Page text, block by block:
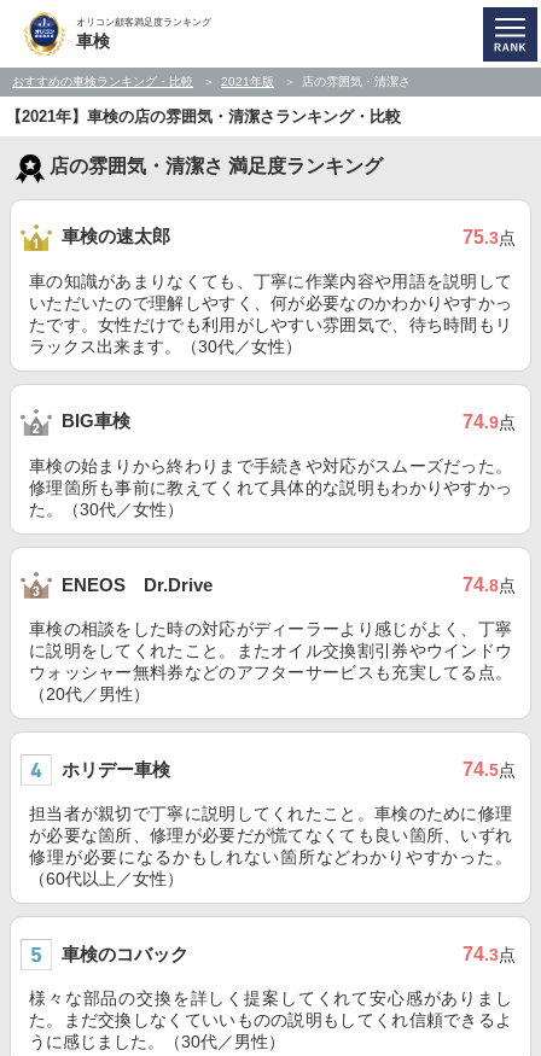
オリコン顧客満足度ランキング
車検
おすすめの車検ランキング・比較 2021年版 店の雰囲気・清潔さ
【2021年】車検の店の雰囲気・清潔さランキング・比較
店の雰囲気・清潔さ 満足度ランキング
車検の速太郎 75.3点
車の知識があまりなくても、丁寧に作業内容や用語を説明して
いただいたので理解しやすく、何が必要なのかわかりやすかっ
たです。女性だけでも利用がしやすい雰囲気で、待ち時間もリ
ラックス出来ます。（30代／女性）
BIG車検 74.9点
車検の始まりから終わりまで手続きや対応がスムーズだった。
修理箇所も事前に教えてくれて具体的な説明もわかりやすかっ
た。（30代／女性）
ENEOS Dr.Drive 74.8点
車検の相談をした時の対応がディーラーより感じがよく、丁寧
に説明をしてくれたこと。またオイル交換割引券やウインドウ
ウォッシャー無料券などのアフターサービスも充実してる点。
（20代／男性）
ホリデー車検 74.5点
担当者が親切で丁寧に説明してくれたこと。車検のために修理
が必要な箇所、修理が必要だが慌てなくても良い箇所、いずれ
修理が必要になるかもしれない箇所などわかりやすかった。
（60代以上／女性）
車検のコバック 74.3点
様々な部品の交換を詳しく提案してくれて安心感がありまし
た。まだ交換しなくていいものの説明もしてくれ信頼できるよ
うに感じました。（30代／男性）